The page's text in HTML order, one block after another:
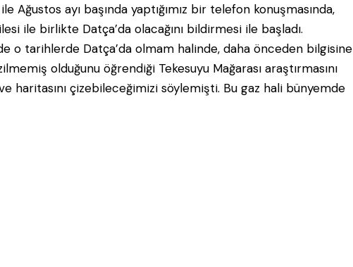
Ağustos ayı başında yaptığımız bir telefon konuşmasında,
ile birlikte Datça’da olacağını bildirmesi ile başladı.
o tarihlerde Datça’da olmam halinde, daha önceden bilgisine
olduğunu öğrendiği Tekesuyu Mağarası araştırmasını
haritasını çizebileceğimizi söylemişti. Bu gaz hali bünyemde